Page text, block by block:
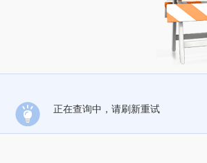
正在查询中，请刷新重试